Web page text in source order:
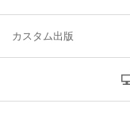
カスタム出版